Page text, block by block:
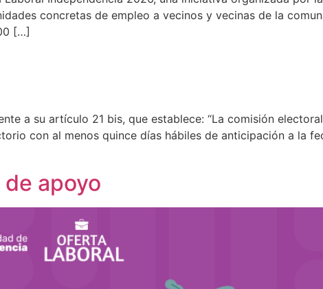
concretas de empleo a vecinos y vecinas de la
[…]
a su artículo 21 bis, que establece: “La comisión
con al menos quince días hábiles de anticipación a la
apoyo